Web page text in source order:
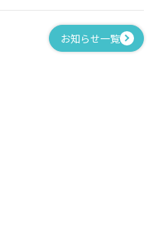
お知らせ一覧